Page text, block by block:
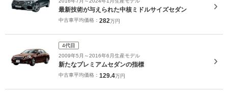
最新技術が与えられた中核ミドルサイズセダン
中古車平均価格： 282万円
4代目
2009年5月～2016年6月生産モデル
新たなプレミアムセダンの指標
中古車平均価格： 129.4万円